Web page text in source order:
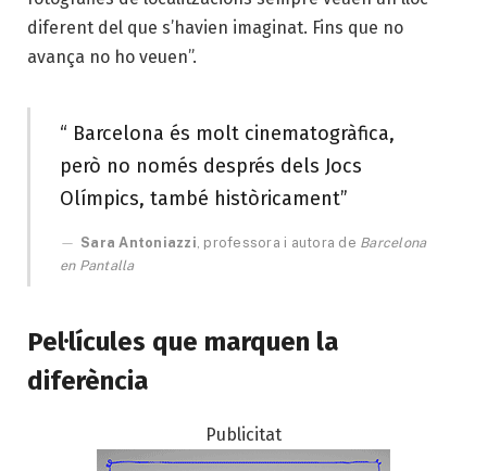
diferent del que s’havien imaginat. Fins que no
avança no ho veuen”.
“ Barcelona és molt cinematogràfica,
però no només després dels Jocs
Olímpics, també històricament”
Sara Antoniazzi , professora i autora de Barcelona
en Pantalla
Pel·lícules que marquen la
diferència
Publicitat